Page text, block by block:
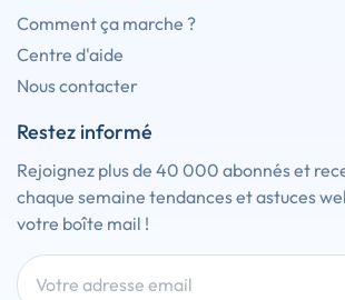
Comment ça marche ?
Centre d'aide
Nous contacter
Restez informé
Rejoignez plus de 40 000 abonnés et
chaque semaine tendances et astuces
votre boîte mail !